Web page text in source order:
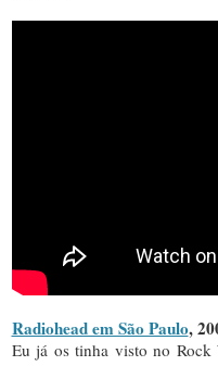
Radiohead em São Paulo,
Eu já os tinha visto no Rock